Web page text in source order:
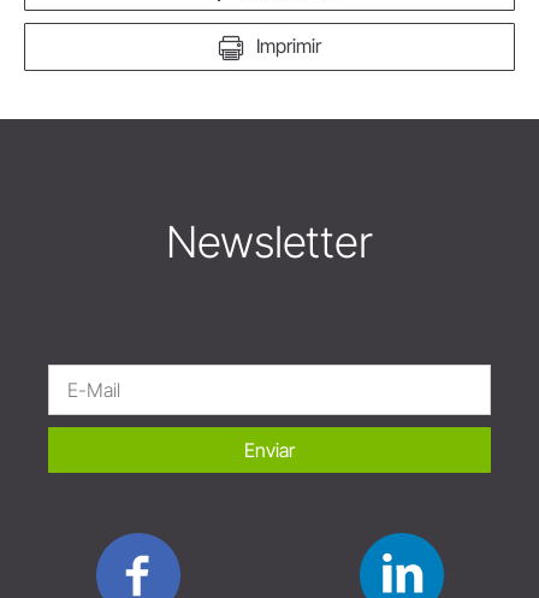
Imprimir
Newsletter
Enviar